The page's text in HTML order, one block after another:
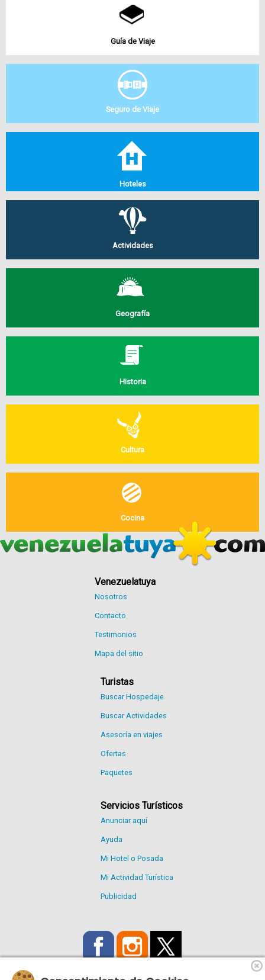
Guía de Viaje
Seguro de Viaje
Hoteles
Actividades
Geografía
Historia
Cultura
Cocina
Venezuelatuya
Nosotros
Contacto
Testimonios
Mapa del sitio
Turistas
Buscar Hospedaje
Buscar Actividades
Asesoría en viajes
Ofertas
Paquetes
Servicios Turísticos
Anunciar aquí
Ayuda
Mi Hotel o Posada
Mi Actividad Turística
Publicidad